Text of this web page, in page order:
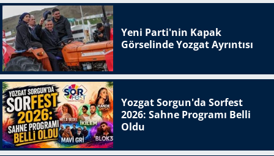
Yeni Parti'nin Kapak
Görselinde Yozgat Ayrıntısı
Yozgat Sorgun'da Sorfest
2026: Sahne Programı Belli
Oldu